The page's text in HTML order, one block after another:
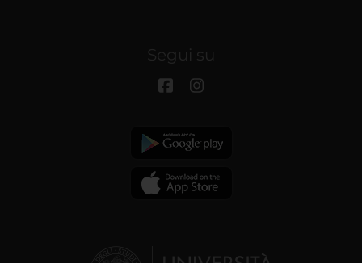
Segui su